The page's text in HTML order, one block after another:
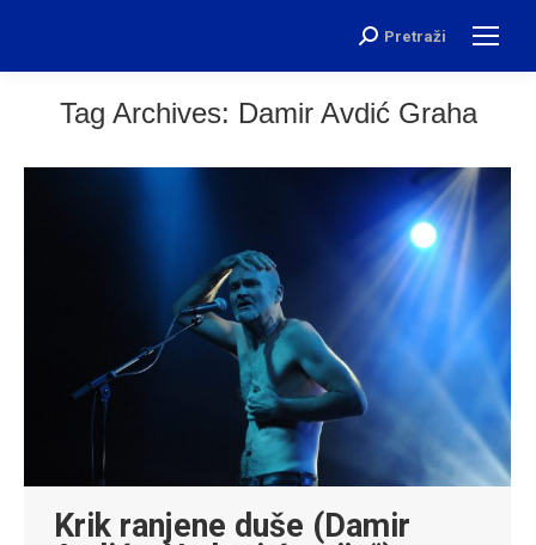
Search:
Pretraži
Tag Archives: Damir Avdić Graha
Krik ranjene duše (Damir